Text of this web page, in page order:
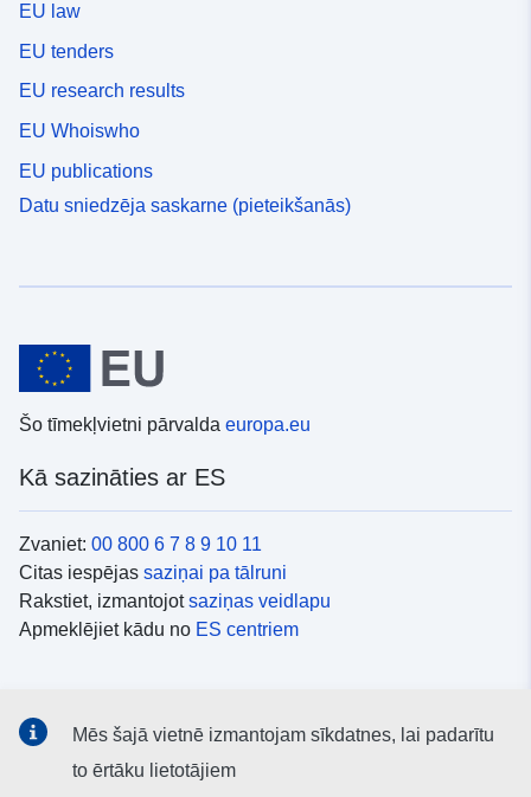
EU law
EU tenders
EU research results
EU Whoiswho
EU publications
Datu sniedzēja saskarne (pieteikšanās)
Šo tīmekļvietni pārvalda europa.eu
Kā sazināties ar ES
Zvaniet: 00 800 6 7 8 9 10 11
Citas iespējas saziņai pa tālruni
Rakstiet, izmantojotsaziņas veidlapu
Apmeklējiet kādu no ES centriem
ES kontisociālajos medijos
Mēs šajā vietnē izmantojam sīkdatnes, lai padarītu
to ērtāku lietotājiem